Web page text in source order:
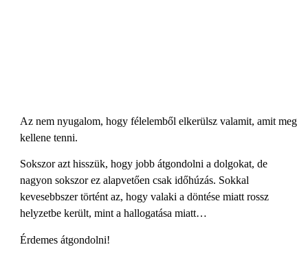
Az nem nyugalom, hogy félelemből elkerülsz valamit, amit meg
kellene tenni.
Sokszor azt hisszük, hogy jobb átgondolni a dolgokat, de
nagyon sokszor ez alapvetően csak időhúzás. Sokkal
kevesebbszer történt az, hogy valaki a döntése miatt rossz
helyzetbe került, mint a hallogatása miatt…
Érdemes átgondolni!